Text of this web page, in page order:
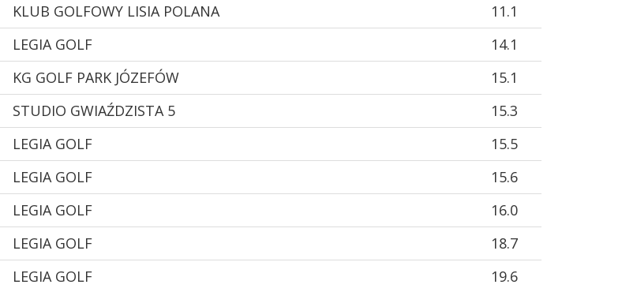
KLUB GOLFOWY LISIA POLANA
11.1
LEGIA GOLF
14.1
KG GOLF PARK JÓZEFÓW
15.1
STUDIO GWIAŹDZISTA 5
15.3
LEGIA GOLF
15.5
LEGIA GOLF
15.6
LEGIA GOLF
16.0
LEGIA GOLF
18.7
LEGIA GOLF
19.6